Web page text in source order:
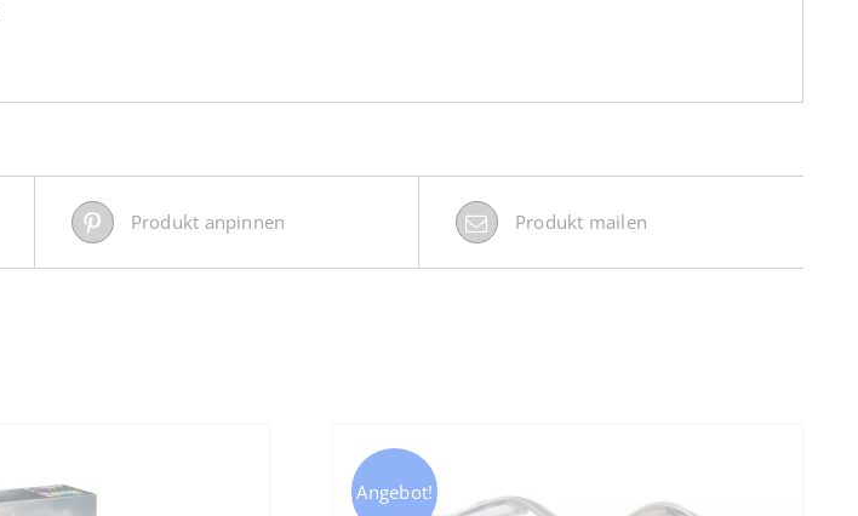
Produkt anpinnen Produkt mailen
Angebot!